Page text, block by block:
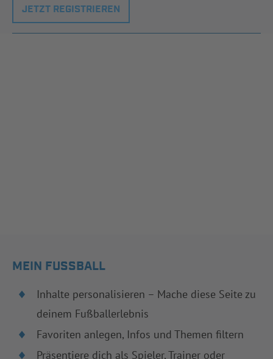
JETZT REGISTRIEREN
MEIN FUSSBALL
Inhalte personalisieren – Mache diese Seite zu
deinem Fußballerlebnis
Favoriten anlegen, Infos und Themen filtern
Präsentiere dich als Spieler, Trainer oder